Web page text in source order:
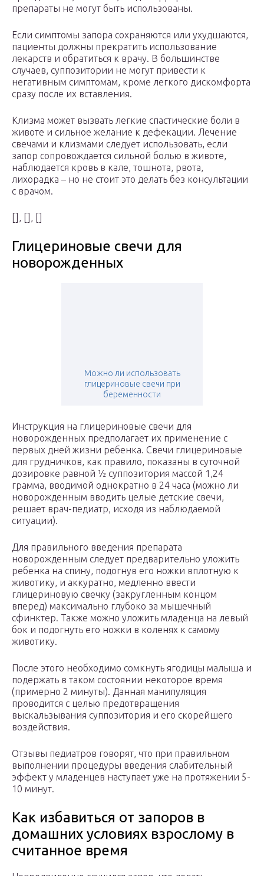
препараты не могут быть использованы.
Если симптомы запора сохраняются или ухудшаются,
пациенты должны прекратить использование
лекарств и обратиться к врачу. В большинстве
случаев, суппозитории не могут привести к
негативным симптомам, кроме легкого дискомфорта
сразу после их вставления.
Клизма может вызвать легкие спастические боли в
животе и сильное желание к дефекации. Лечение
свечами и клизмами следует использовать, если
запор сопровождается сильной болью в животе,
наблюдается кровь в кале, тошнота, рвота,
лихорадка – но не стоит это делать без консультации
с врачом.
[], [], []
Глицериновые свечи для
новорожденных
Можно ли использовать
глицериновые свечи при
беременности
Инструкция на глицериновые свечи для
новорожденных предполагает их применение с
первых дней жизни ребенка. Свечи глицериновые
для грудничков, как правило, показаны в суточной
дозировке равной ½ суппозитория массой 1,24
грамма, вводимой однократно в 24 часа (можно ли
новорожденным вводить целые детские свечи,
решает врач-педиатр, исходя из наблюдаемой
ситуации).
Для правильного введения препарата
новорожденным следует предварительно уложить
ребенка на спину, подогнув его ножки вплотную к
животику, и аккуратно, медленно ввести
глицериновую свечку (закругленным концом
вперед) максимально глубоко за мышечный
сфинктер. Также можно уложить младенца на левый
бок и подогнуть его ножки в коленях к самому
животику.
После этого необходимо сомкнуть ягодицы малыша и
подержать в таком состоянии некоторое время
(примерно 2 минуты). Данная манипуляция
проводится с целью предотвращения
выскальзывания суппозитория и его скорейшего
воздействия.
Отзывы педиатров говорят, что при правильном
выполнении процедуры введения слабительный
эффект у младенцев наступает уже на протяжении 5-
10 минут.
Как избавиться от запоров в
домашних условиях взрослому в
считанное время